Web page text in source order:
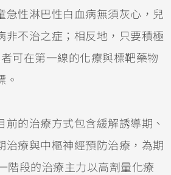
急性淋巴性白血病無須灰心，兒
非不治之症；相反地，只要積極
可在第一線的化療與標靶藥物
。
前的治療方式包含緩解誘導期、
治療與中樞神經預防治療，為期
階段的治療主力以高劑量化療